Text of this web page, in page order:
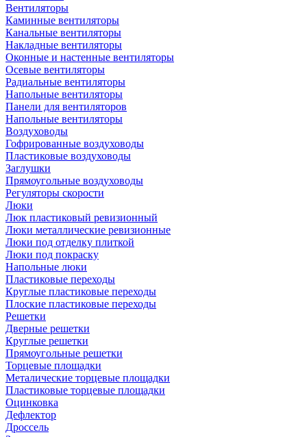
Вентиляторы
Каминные вентиляторы
Канальные вентиляторы
Накладные вентиляторы
Оконные и настенные вентиляторы
Осевые вентиляторы
Радиальные вентиляторы
Напольные вентиляторы
Панели для вентиляторов
Напольные вентиляторы
Воздуховоды
Гофрированные воздуховоды
Пластиковые воздуховоды
Заглушки
Прямоугольные воздуховоды
Регуляторы скорости
Люки
Люк пластиковый ревизионный
Люки металлические ревизионные
Люки под отделку плиткой
Люки под покраску
Напольные люки
Пластиковые переходы
Круглые пластиковые переходы
Плоские пластиковые переходы
Решетки
Дверные решетки
Круглые решетки
Прямоугольные решетки
Торцевые площадки
Металические торцевые площадки
Пластиковые торцевые площадки
Оцинковка
Дефлектор
Дроссель